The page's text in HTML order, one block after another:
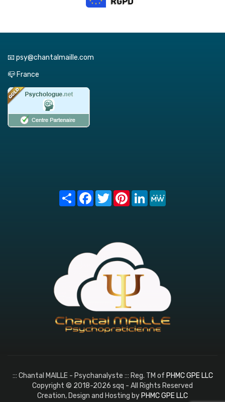
📧 psy@chantalmaille.com
📪 France
Share FacebookTwitterPinterest
LinkedIn
::: Chantal MAILLE - Psychanalyste ::: Reg. TM of PHMC GPE LLC
Copyright © 2018-2026 sqq - All Rights Reserved
Creation, Design and Hosting by PHMC GPE LLC